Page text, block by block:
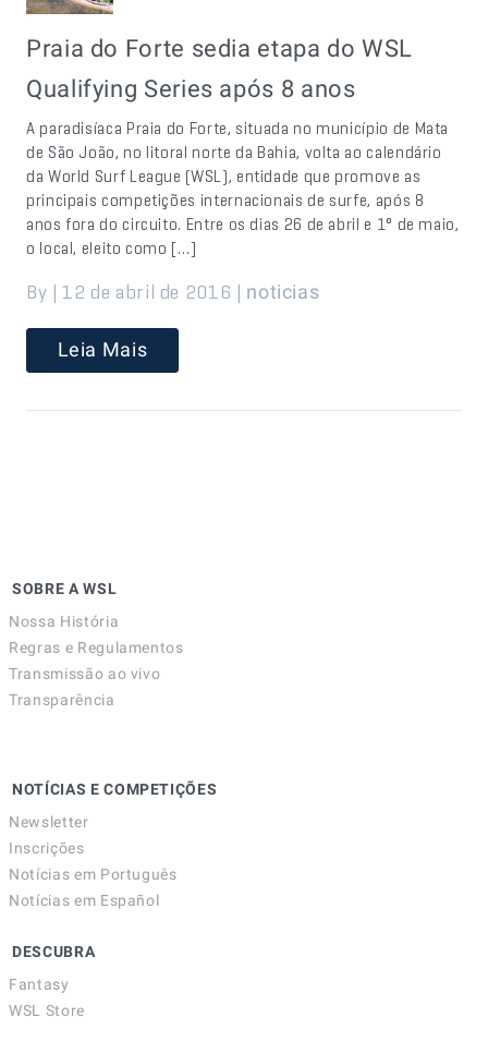
Praia do Forte sedia etapa do WSL
Qualifying Series após 8 anos
A paradisíaca Praia do Forte, situada no município de Mata
de São João, no litoral norte da Bahia, volta ao calendário
da World Surf League (WSL), entidade que promove as
principais competições internacionais de surfe, após 8
anos fora do circuito. Entre os dias 26 de abril e 1° de maio,
o local, eleito como […]
By | 12 de abril de 2016 | noticias
Leia Mais
SOBRE A WSL
Nossa História
Regras e Regulamentos
Transmissão ao vivo
Transparência
NOTÍCIAS E COMPETIÇÕES
Newsletter
Inscrições
Notícias em Português
Notícias em Español
DESCUBRA
Fantasy
WSL Store